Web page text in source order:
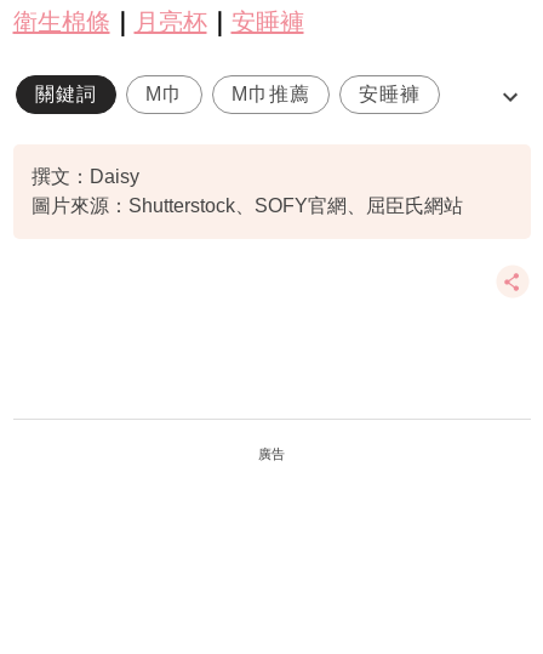
衛生棉條 月亮杯｜ 安睡褲
關鍵詞 M巾 M巾推薦 安睡褲
撰文：Daisy
圖片來源：Shutterstock、SOFY官網、屈臣氏網站
廣告